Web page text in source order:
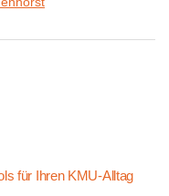
für Ihren KMU-Alltag